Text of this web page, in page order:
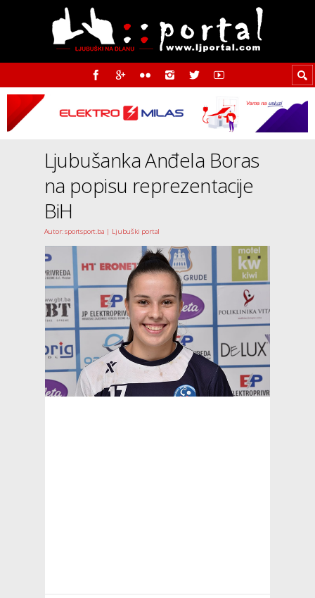
Ljubušanka Anđela Boras
na popisu reprezentacije
BiH
Autor: sportsport.ba | Ljubuški portal